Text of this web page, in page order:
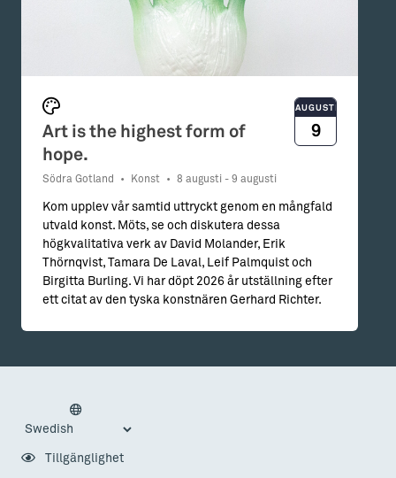
Art is the highest form of
hope.
Södra Gotland • Konst • 8 augusti - 9 augusti
AUGUSTI
9
Kom upplev vår samtid uttryckt genom en mångfald
utvald konst. Möts, se och diskutera dessa
högkvalitativa verk av David Molander, Erik
Thörnqvist, Tamara De Laval, Leif Palmquist och
Birgitta Burling. Vi har döpt 2026 år utställning efter
ett citat av den tyska konstnären Gerhard Richter.
Tillgänglighet